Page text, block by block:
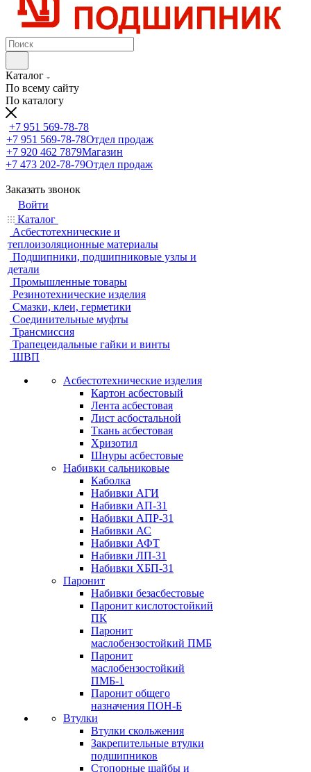
Каталог
По всему сайту
По каталогу
+7 951 569-78-78
+7 951 569-78-78Отдел продаж
+7 920 462 7879Магазин
+7 473 202-78-79Отдел продаж
Заказать звонок
Войти
Каталог
Асбестотехнические и
теплоизоляционные материалы
Подшипники, подшипниковые узлы и
детали
Промышленные товары
Резинотехнические изделия
Смазки, клеи, герметики
Соединительные муфты
Трансмиссия
Трапецеидальные гайки и винты
ШВП
Асбестотехнические изделия
Картон асбестовый
Лента асбестовая
Лист асбостальной
Ткань асбестовая
Хризотил
Шнуры асбестовые
Набивки сальниковые
Каболка
Набивки АГИ
Набивки АП-31
Набивки АПР-31
Набивки АС
Набивки АФТ
Набивки ЛП-31
Набивки ХБП-31
Паронит
Набивки безасбестовые
Паронит кислотостойкий
ПК
Паронит
маслобензостойкий ПМБ
Паронит
маслобензостойкий
ПМБ-1
Паронит общего
назначения ПОН-Б
Втулки
Втулки скольжения
Закрепительные втулки
подшипников
Стопорные шайбы и